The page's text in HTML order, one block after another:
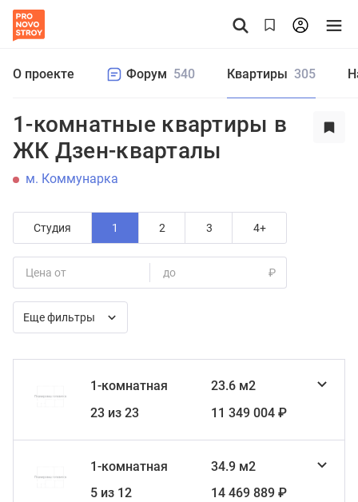
О проекте Форум 540 Квартиры 305
1-комнатные квартиры в
ЖК Дзен-кварталы
м. Коммунарка
Студия 1 2 3 4+
Цена от до ₽
Еще фильтры
1-комнатная
23.6 м2
23 из 23
11 349 004 ₽
1-комнатная
34.9 м2
5 из 12
14 469 889 ₽